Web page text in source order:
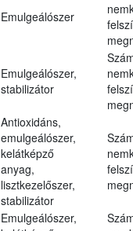
Emulgeálószer
Emulgeálószer,
stabilizátor
Antioxidáns,
emulgeálószer,
kelátképző
anyag,
lisztkezelőszer,
stabilizátor
Emulgeálószer,